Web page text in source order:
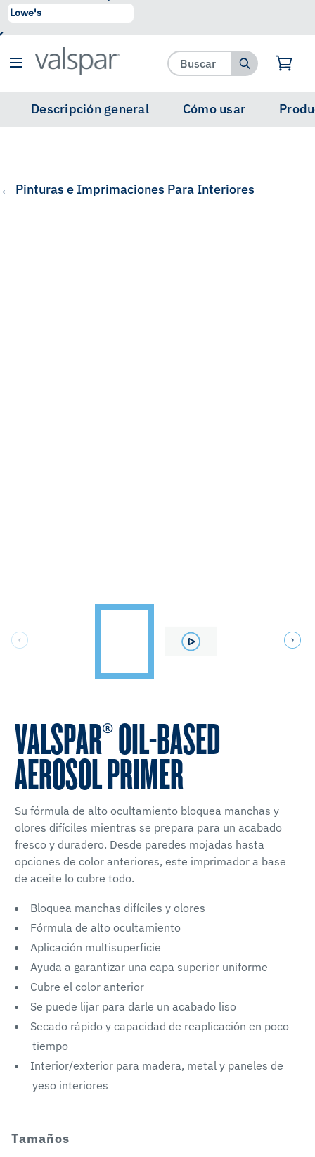
se ha agregado a favoritos.
Descripción general Cómo usar
← Pinturas e Imprimaciones Para Interiores
VALSPAR® OIL-BASED
AEROSOL PRIMER
Su fórmula de alto ocultamiento bloquea manchas y
olores difíciles mientras se prepara para un acabado
fresco y duradero. Desde paredes mojadas hasta
opciones de color anteriores, este imprimador a base
de aceite lo cubre todo.
Bloquea manchas difíciles y olores
Fórmula de alto ocultamiento
Aplicación multisuperficie
Ayuda a garantizar una capa superior uniforme
Cubre el color anterior
Se puede lijar para darle un acabado liso
Secado rápido y capacidad de reaplicación en poco
tiempo
Interior/exterior para madera, metal y paneles de
yeso interiores
Tamaños